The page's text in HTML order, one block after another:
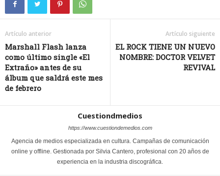
Artículo anterior
Marshall Flash lanza
como último single «El
Extraño» antes de su
álbum que saldrá este mes
de febrero
Artículo siguiente
EL ROCK TIENE UN NUEVO
NOMBRE: DOCTOR VELVET
REVIVAL
Cuestiondmedios
https://www.cuestiondemedios.com
Agencia de medios especializada en cultura. Campañas de comunicación
online y offline. Gestionada por Silvia Cantero, profesional con 20 años de
experiencia en la industria discográfica.